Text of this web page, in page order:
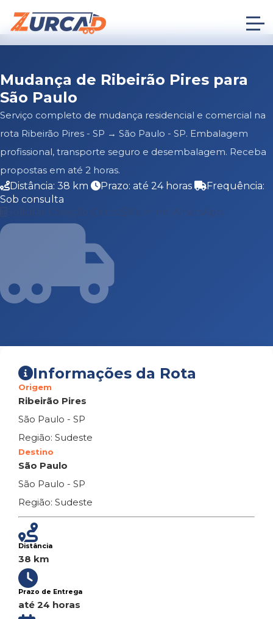
Mudança de Ribeirão Pires para
São Paulo
Serviço completo de mudança residencial e comercial na
rota Ribeirão Pires - SP → São Paulo - SP. Embalagem
profissional, transporte seguro e desembalagem. Receba
propostas em até 2 horas.
Distância: 38 km
Prazo: até 24 horas
Frequência:
Sob consulta
Falar no WhatsApp
Informações da Rota
Origem
Ribeirão Pires
São Paulo - SP
Região: Sudeste
Destino
São Paulo
São Paulo - SP
Região: Sudeste
Distância
38 km
Prazo de Entrega
até 24 horas